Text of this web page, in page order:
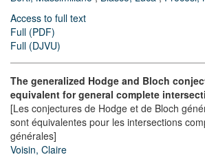
Access to full text
Full (PDF)
Full (DJVU)
The generalized Hodge and Bloch
equivalent for general complete
[Les conjectures de Hodge et de Bloch
sont équivalentes pour les intersections
générales]
Voisin, Claire